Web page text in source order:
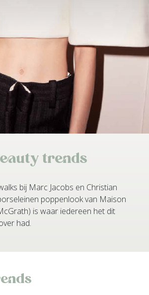
trends
bij Marc Jacobs en Christian
poppenlook van Maison
is waar iedereen het dit
had.